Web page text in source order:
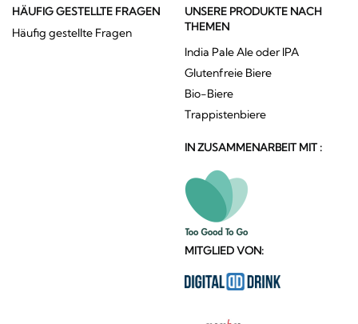
HÄUFIG GESTELLTE FRAGEN
Häufig gestellte Fragen
UNSERE PRODUKTE NACH
THEMEN
India Pale Ale oder IPA
Glutenfreie Biere
Bio-Biere
Trappistenbiere
IN ZUSAMMENARBEIT MIT :
MITGLIED VON: